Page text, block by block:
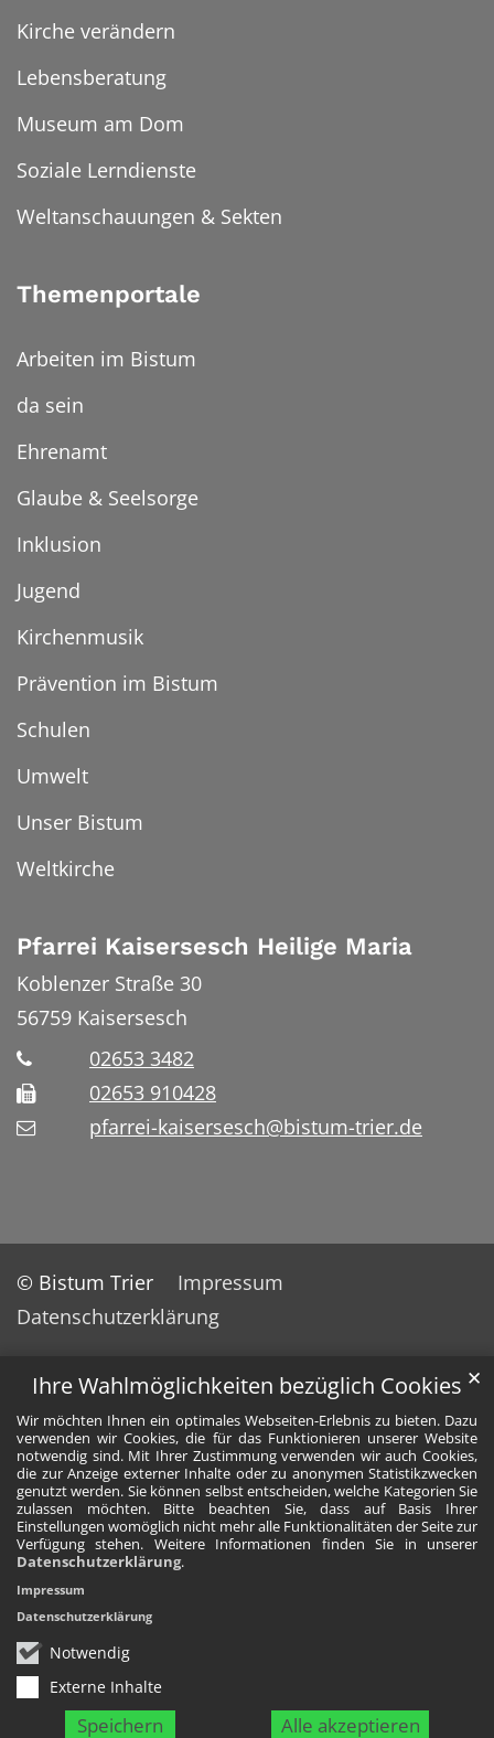
Ihre Wahlmöglichkeiten bezüglich Cookies
Wir möchten Ihnen ein optimales Webseiten-Erlebnis zu bieten. Dazu
verwenden wir Cookies, die für das Funktionieren unserer Website
notwendig sind. Mit Ihrer Zustimmung verwenden wir auch Cookies,
die zur Anzeige externer Inhalte oder zu anonymen Statistikzwecken
genutzt werden. Sie können selbst entscheiden, welche Kategorien Sie
zulassen möchten. Bitte beachten Sie, dass auf Basis Ihrer
Einstellungen womöglich nicht mehr alle Funktionalitäten der Seite zur
Verfügung stehen. Weitere Informationen finden Sie in unserer
Datenschutzerklärung.
Notwendig
Externe Inhalte
Speichern Alle akzeptieren
✕
Impressum
Datenschutzerklärung
Kirche verändern
Lebensberatung
Museum am Dom
Soziale Lerndienste
Weltanschauungen & Sekten
Themenportale
Arbeiten im Bistum
da sein
Ehrenamt
Glaube & Seelsorge
Inklusion
Jugend
Kirchenmusik
Prävention im Bistum
Schulen
Umwelt
Unser Bistum
Weltkirche
Pfarrei Kaisersesch Heilige Maria
Koblenzer Straße 30
56759 Kaisersesch
02653 3482
02653 910428
pfarrei-kaisersesch@bistum-trier.de
© Bistum Trier
Impressum
Datenschutzerklärung